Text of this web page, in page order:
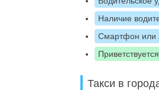
Наличие
Смартфон или
Такси в